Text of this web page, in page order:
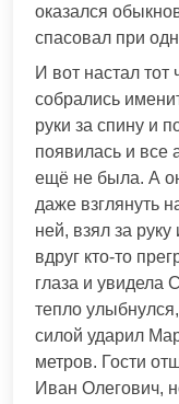
оказался
спасовал при
И вот настал тот
собрались
руки за спину и
появилась и все
ещё не была. А
даже взглянуть
ней, взял за
вдруг кто-то
глаза и увидела
тепло
силой ударил
метров. Гости
Иван Олегович,